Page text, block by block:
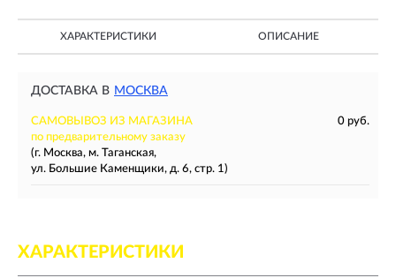
ХАРАКТЕРИСТИКИ ОПИСАНИЕ
ДОСТАВКА В МОСКВА
САМОВЫВОЗ ИЗ МАГАЗИНА
0 руб.
по предварительному заказу
(г. Москва, м. Таганская,
ул. Большие Каменщики, д. 6, стр. 1)
ХАРАКТЕРИСТИКИ